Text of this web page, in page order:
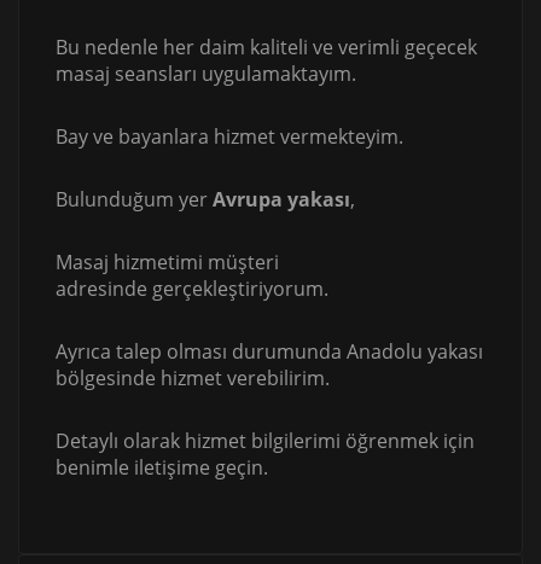
Bu nedenle her daim kaliteli ve verimli geçecek
masaj seansları uygulamaktayım.
Bay ve bayanlara hizmet vermekteyim.
Bulunduğum yerAvrupa yakası,
Masaj hizmetimi müşteri
adresinde gerçekleştiriyorum.
Ayrıca talep olması durumunda Anadolu yakası
bölgesinde hizmet verebilirim.
Detaylı olarak hizmet bilgilerimi öğrenmek için
benimle iletişime geçin.